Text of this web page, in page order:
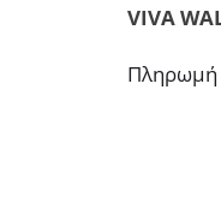
VIVA
Πληρωμή